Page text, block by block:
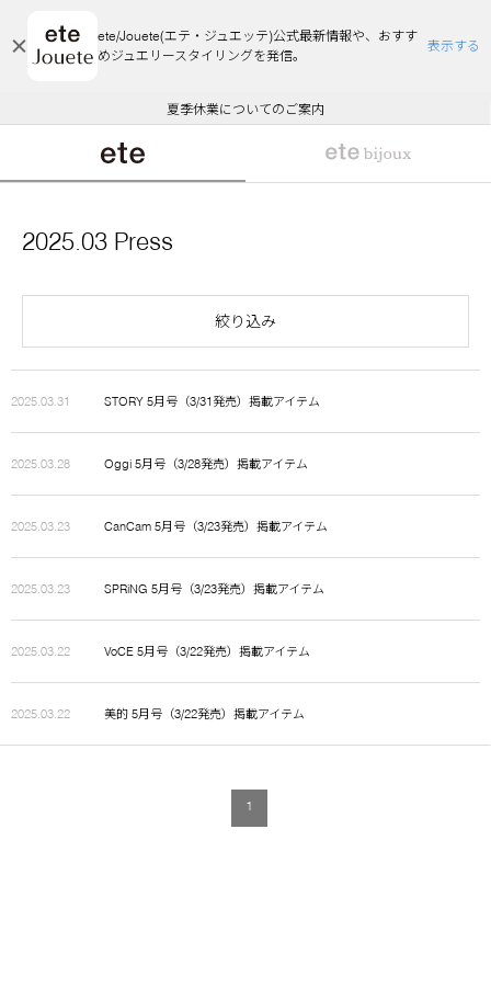
ete/Jouete(エテ・ジュエッテ)公式最新情報や、おすす
めジュエリースタイリングを発信。
表示する
エコラッピング及びエコポイント付与のご案内
ご注文いただいたお品物のお届け状況について
夏季休業についてのご案内
WEB Limited Items >>
採用のご案内
悪質な偽サイトにご注意ください
エコラッピング及びエコポイント付与のご案内
ご注文いただいたお品物のお届け状況について
2025.03 Press
絞り込み
2025.03.31 STORY 5月号（3/31発売）掲載アイテム
2025.03.28 Oggi 5月号（3/28発売）掲載アイテム
2025.03.23 CanCam 5月号（3/23発売）掲載アイテム
2025.03.23 SPRiNG 5月号（3/23発売）掲載アイテム
2025.03.22 VoCE 5月号（3/22発売）掲載アイテム
2025.03.22 美的 5月号（3/22発売）掲載アイテム
1